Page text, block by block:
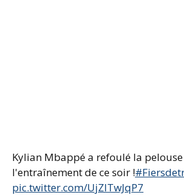
Kylian Mbappé a refoulé la
l'entraînement de ce soir !
pic.twitter.com/UjZITwJqP7